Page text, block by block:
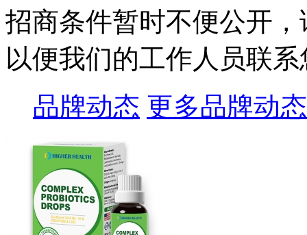
招商条件暂时不便公开
以便我们的工作人员联
品牌动态 更多品牌动态